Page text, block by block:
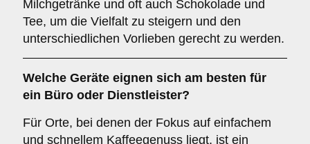
Milchgetränke und oft auch Schokolade und
Tee, um die Vielfalt zu steigern und den
unterschiedlichen Vorlieben gerecht zu werden.
Welche Geräte eignen sich am besten für
ein Büro oder Dienstleister?
Für Orte, bei denen der Fokus auf einfachem
und schnellem Kaffeegenuss liegt, ist ein